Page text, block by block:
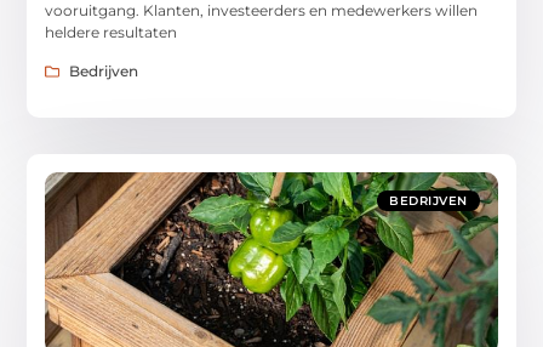
vooruitgang. Klanten, investeerders en medewerkers willen
heldere resultaten
Bedrijven
BEDRIJVEN